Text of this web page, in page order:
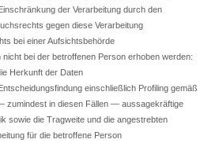
der Verarbeitung durch den
gegen diese Verarbeitung
bei einer Aufsichtsbehörde
bei der betroffenen Person erhoben werden:
Herkunft der Daten
einschließlich Profiling gemäß
zumindest in diesen Fällen — aussagekräftige
sowie die Tragweite und die angestrebten
für die betroffene Person